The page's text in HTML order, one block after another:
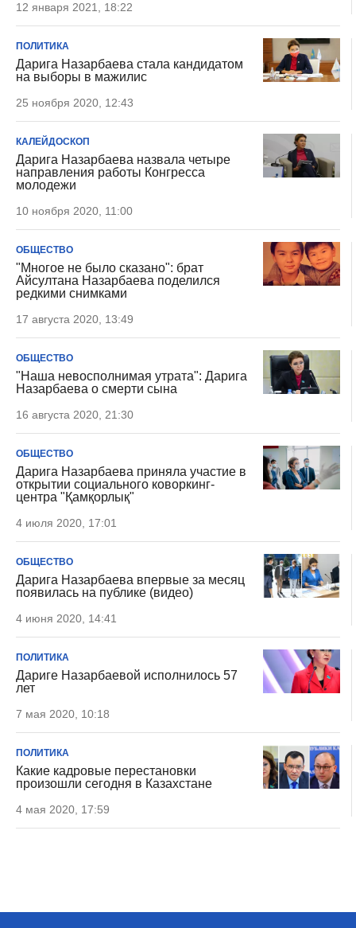
12 января 2021, 18:22
ПОЛИТИКА
Дарига Назарбаева стала кандидатом
на выборы в мажилис
25 ноября 2020, 12:43
КАЛЕЙДОСКОП
Дарига Назарбаева назвала четыре
направления работы Конгресса
молодежи
10 ноября 2020, 11:00
ОБЩЕСТВО
"Многое не было сказано": брат
Айсултана Назарбаева поделился
редкими снимками
17 августа 2020, 13:49
ОБЩЕСТВО
"Наша невосполнимая утрата": Дарига
Назарбаева о смерти сына
16 августа 2020, 21:30
ОБЩЕСТВО
Дарига Назарбаева приняла участие в
открытии социального коворкинг-
центра "Қамқорлық"
4 июля 2020, 17:01
ОБЩЕСТВО
Дарига Назарбаева впервые за месяц
появилась на публике (видео)
4 июня 2020, 14:41
ПОЛИТИКА
Дариге Назарбаевой исполнилось 57
лет
7 мая 2020, 10:18
ПОЛИТИКА
Какие кадровые перестановки
произошли сегодня в Казахстане
4 мая 2020, 17:59